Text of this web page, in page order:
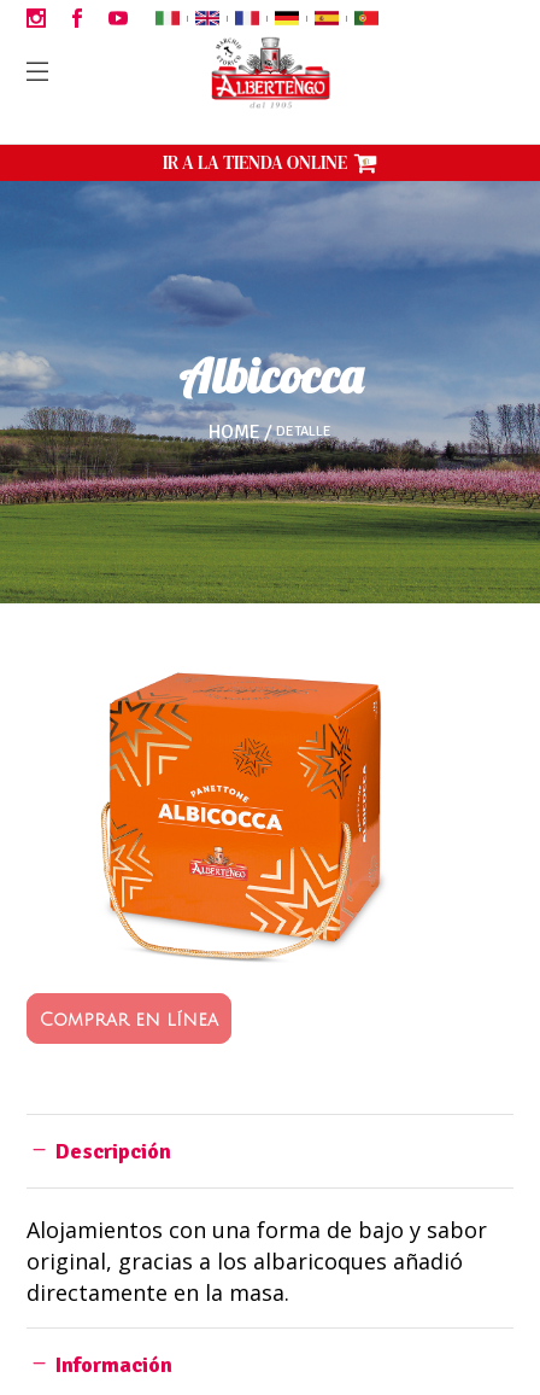
| | | | |
IR A LA TIENDA ONLINE
Albicocca
HOME DETALLE
Comprar en línea
Descripción
Alojamientos con una forma de bajo y sabor
original, gracias a los albaricoques añadió
directamente en la masa.
Información